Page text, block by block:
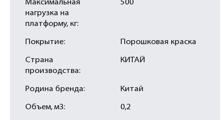
Максимальная
нагрузка на
платформу, кг:
500
Покрытие: Порошковая краска
Страна
производства:
КИТАЙ
Родина бренда: Китай
Объем, м3: 0,2